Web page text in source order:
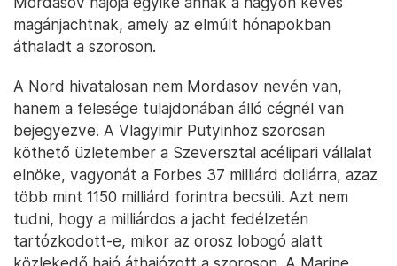
magánjachtnak, amely az elmúlt hónapokban
áthaladt a szoroson.
A Nord hivatalosan nem Mordasov nevén van,
hanem a felesége tulajdonában álló cégnél van
bejegyezve. A Vlagyimir Putyinhoz szorosan
köthető üzletember a Szeversztal acélipari vállalat
elnöke, vagyonát a Forbes 37 milliárd dollárra, azaz
több mint 1150 milliárd forintra becsüli. Azt nem
tudni, hogy a milliárdos a jacht fedélzetén
tartózkodott-e, mikor az orosz lobogó alatt